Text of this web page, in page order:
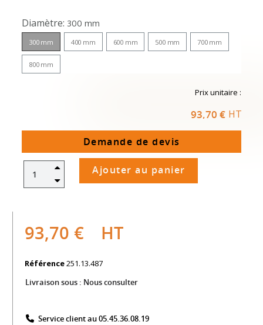
Diamètre 300 mm
300 mm 400 mm 600 mm 500 mm 700 mm
800 mm
Prix unitaire :
93,70 € HT
Demande de devis
Ajouter au panier
93,70 € HT
Référence251.13.487
Livraison sous : Nous consulter
Service client au 05.45.36.08.19​